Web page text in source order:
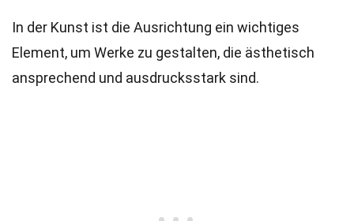
In der Kunst ist die Ausrichtung ein wichtiges
Element, um Werke zu gestalten, die ästhetisch
ansprechend und ausdrucksstark sind.